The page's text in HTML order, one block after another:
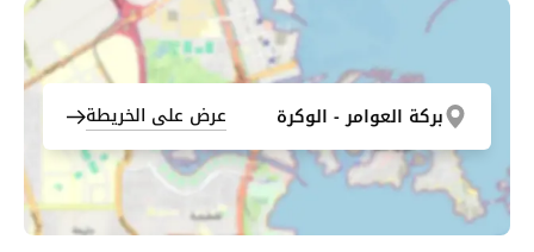
بركة العوامر - الوكرة عرض على الخريطة